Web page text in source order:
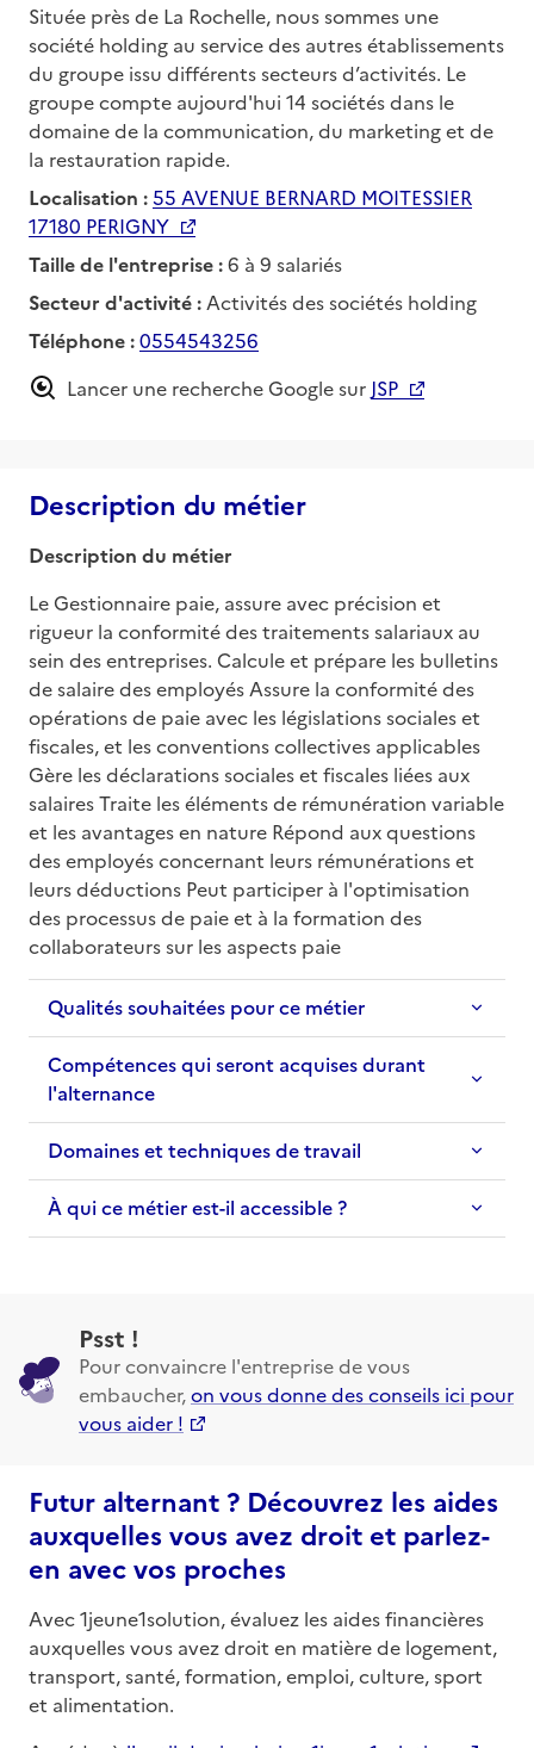
Située près de La Rochelle, nous sommes une
société holding au service des autres établissements
du groupe issu différents secteurs d’activités. Le
groupe compte aujourd'hui 14 sociétés dans le
domaine de la communication, du marketing et de
la restauration rapide.
Localisation :55 AVENUE BERNARD MOITESSIER
17180 PERIGNY
Taille de l'entreprise :6 à 9 salariés
Secteur d'activité : Activités des sociétés holding
Téléphone :0554543256
Lancer une recherche Google sur JSP
Description du métier
Description du métier
Le Gestionnaire paie, assure avec précision et
rigueur la conformité des traitements salariaux au
sein des entreprises. Calcule et prépare les bulletins
de salaire des employés Assure la conformité des
opérations de paie avec les législations sociales et
fiscales, et les conventions collectives applicables
Gère les déclarations sociales et fiscales liées aux
salaires Traite les éléments de rémunération variable
et les avantages en nature Répond aux questions
des employés concernant leurs rémunérations et
leurs déductions Peut participer à l'optimisation
des processus de paie et à la formation des
collaborateurs sur les aspects paie
Qualités souhaitées pour ce métier
Compétences qui seront acquises durant
l'alternance
Domaines et techniques de travail
À qui ce métier est-il accessible ?
Psst !
Pour convaincre l'entreprise de vous
embaucher,on vous donne des conseils ici pour
vous aider !
Futur alternant ? Découvrez les aides
auxquelles vous avez droit et parlez-
en avec vos proches
Avec 1jeune1solution, évaluez les aides financières
auxquelles vous avez droit en matière de logement,
transport, santé, formation, emploi, culture, sport
et alimentation.